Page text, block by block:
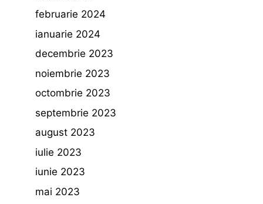
februarie 2024
ianuarie 2024
decembrie 2023
noiembrie 2023
octombrie 2023
septembrie 2023
august 2023
iulie 2023
iunie 2023
mai 2023